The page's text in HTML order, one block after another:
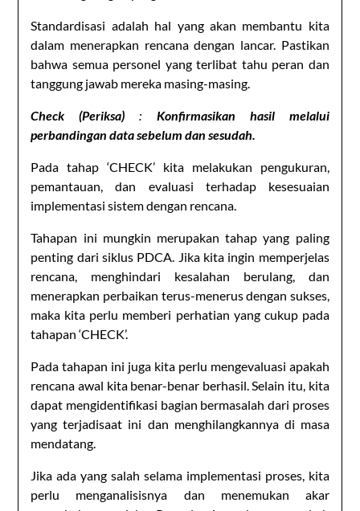
Standardisasi adalah hal yang akan membantu kita
dalam menerapkan rencana dengan lancar. Pastikan
bahwa semua personel yang terlibat tahu peran dan
tanggung jawab mereka masing-masing.
Check (Periksa): Konfirmasikan hasil melalui
perbandingan data sebelum dan sesudah.
Pada tahap ‘CHECK’ kita melakukan pengukuran,
pemantauan, dan evaluasi terhadap kesesuaian
implementasi sistem dengan rencana.
Tahapan ini mungkin merupakan tahap yang paling
penting dari siklus PDCA. Jika kita ingin memperjelas
rencana, menghindari kesalahan berulang, dan
menerapkan perbaikan terus-menerus dengan sukses,
maka kita perlu memberi perhatian yang cukup pada
tahapan ‘CHECK’.
Pada tahapan ini juga kita perlu mengevaluasi apakah
rencana awal kita benar-benar berhasil. Selain itu, kita
dapat mengidentifikasi bagian bermasalah dari proses
yang terjadisaat ini dan menghilangkannya di masa
mendatang.
Jika ada yang salah selama implementasi proses, kita
perlu menganalisisnya dan menemukan akar